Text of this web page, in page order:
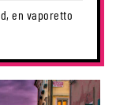
en vaporetto